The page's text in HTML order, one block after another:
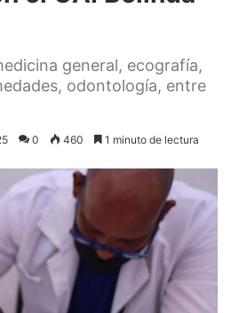
general, ecografía,
odontología, entre
0 460 1 minuto de lectura